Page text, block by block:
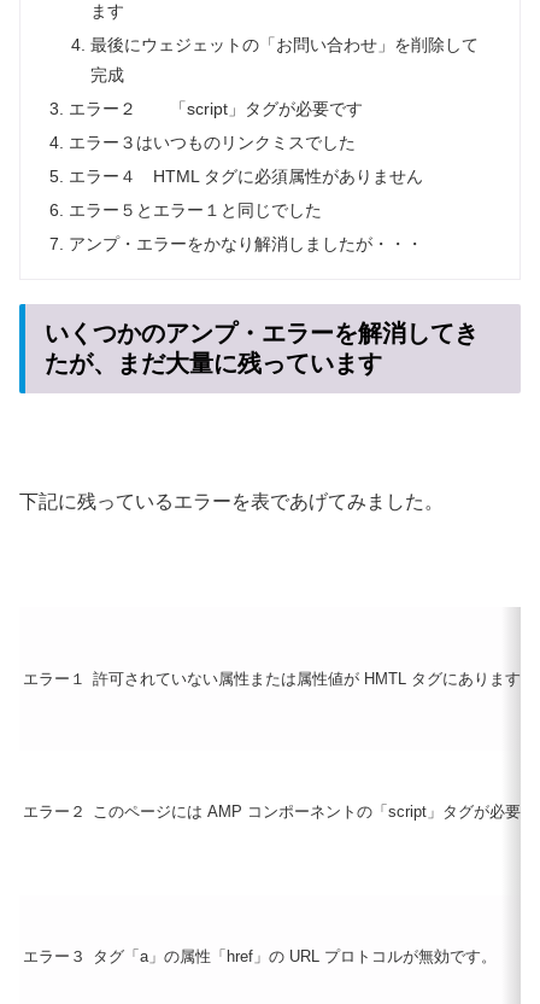
ます
最後にウェジェットの「お問い合わせ」を削除して
完成
エラー２ 「script」タグが必要です
エラー３はいつものリンクミスでした
エラー４ HTML タグに必須属性がありません
エラー５とエラー１と同じでした
アンプ・エラーをかなり解消しましたが・・・
いくつかのアンプ・エラーを解消してき
たが、まだ大量に残っています
下記に残っているエラーを表であげてみました。
エラー１ 許可されていない属性または属性値が HMTL タグにあります。
エラー２ このページには AMP コンポーネントの「script」タグが必要
エラー３ タグ「a」の属性「href」の URL プロトコルが無効です。